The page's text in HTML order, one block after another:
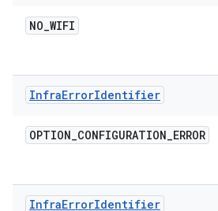
NO_WIFI
InfraErrorIdentifier
OPTION_CONFIGURATION_ERROR
InfraErrorIdentifier